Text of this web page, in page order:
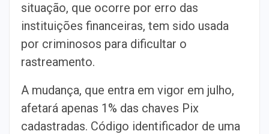
situação, que ocorre por erro das
instituições financeiras, tem sido usada
por criminosos para dificultar o
rastreamento.
A mudança, que entra em vigor em julho,
afetará apenas 1% das chaves Pix
cadastradas. Código identificador de uma